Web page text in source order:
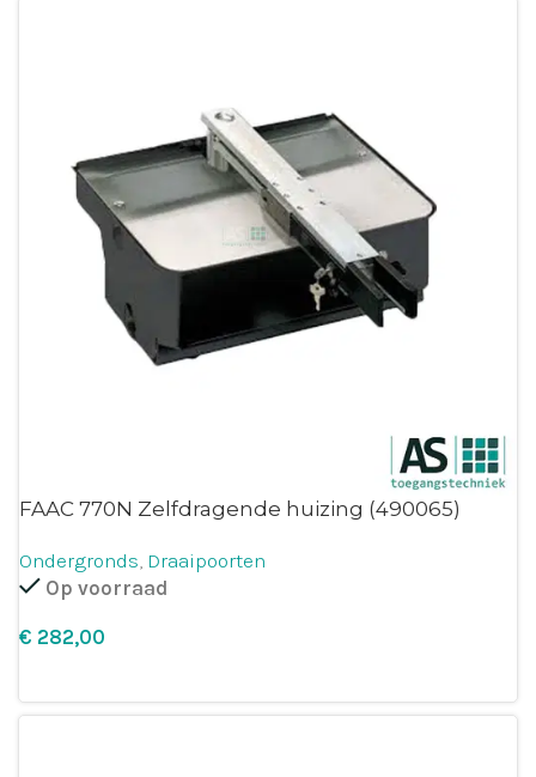
FAAC 770N Zelfdragende huizing (490065)
Ondergronds, Draaipoorten
Op voorraad
€